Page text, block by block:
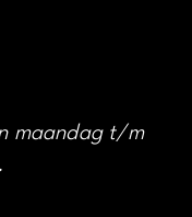
maandag t/m